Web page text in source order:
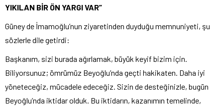
YIKILAN BİR ÖN YARGI VAR”
Güney de İmamoğlu’nun ziyaretinden duyduğu memnuniyeti, şu
sözlerle dile getirdi:
Başkanım, sizi burada ağırlamak, büyük keyif bizim için.
Biliyorsunuz; ömrümüz Beyoğlu’nda geçti hakikaten. Daha iyi
yöneteceğiz, mücadele edeceğiz. Sizin de desteğinizle, bugün
Beyoğlu’nda iktidar olduk. Bu iktidarın, kazanımın temelinde,